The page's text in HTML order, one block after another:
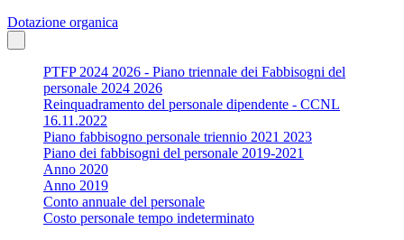
Dotazione organica
PTFP 2024 2026 - Piano triennale dei Fabbisogni del
personale 2024 2026
Reinquadramento del personale dipendente - CCNL
16.11.2022
Piano fabbisogno personale triennio 2021 2023
Piano dei fabbisogni del personale 2019-2021
Anno 2020
Anno 2019
Conto annuale del personale
Costo personale tempo indeterminato